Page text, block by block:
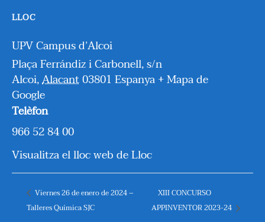
LLOC
UPV Campus d’Alcoi
Plaça Ferrándiz i Carbonell, s/n
Alcoi,Alacant03801 Espanya + Mapa de
Google
Telèfon
966 52 84 00
Visualitza el lloc web de Lloc
Viernes 26 de enero de 2024 –
Talleres Química SJC
XIII CONCURSO
APPINVENTOR 2023-24